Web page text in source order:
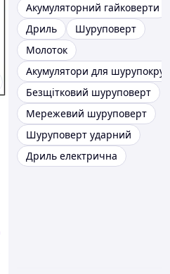
Акумуляторний гайковерти
Дриль
Шуруповерт
Молоток
Акумулятори для
Безщітковий шуруповерт
Мережевий шуруповерт
Шуруповерт ударний
Дриль електрична